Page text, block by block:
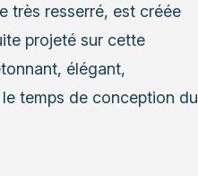
très resserré, est créée
projeté sur cette
élégant,
temps de conception du